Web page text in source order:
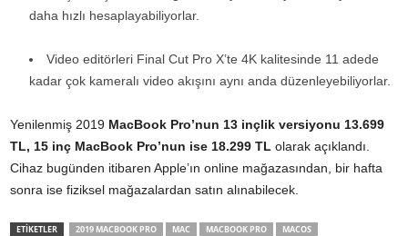
daha hızlı hesaplayabiliyorlar.
Video editörleri Final Cut Pro X’te 4K kalitesinde 11 adede
kadar çok kameralı video akışını aynı anda düzenleyebiliyorlar.
Yenilenmiş 2019 MacBook Pro’nun 13 inçlik versiyonu 13.699
TL, 15 inç MacBook Pro’nun ise 18.299 TL olarak açıklandı.
Cihaz bugünden itibaren Apple’ın online mağazasından, bir hafta
sonra ise fiziksel mağazalardan satın alınabilecek.
ETİKETLER 2019 MACBOOK PRO MAC MACBOOK PRO MACOS